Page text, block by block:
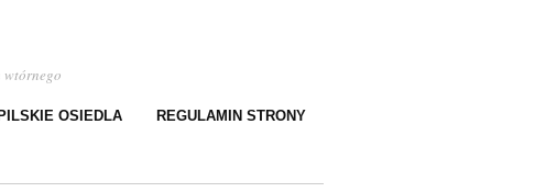
wtórnego
PILSKIE OSIEDLA REGULAMIN STRONY